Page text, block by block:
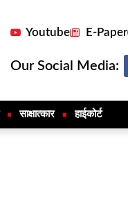
Youtube E-Paper
Our Social Media:
साक्षात्कार हाईकोर्ट